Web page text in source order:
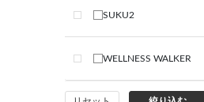
SUKU2
WELLNESS WALKER